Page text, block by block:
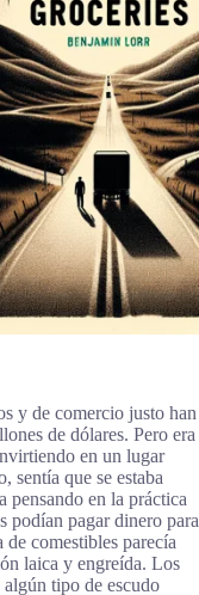
y de comercio justo han
de dólares. Pero era
en un lugar
sentía que se estaba
pensando en la práctica
podían pagar dinero para
de comestibles parecía
laica y engreída. Los
tipo de escudo